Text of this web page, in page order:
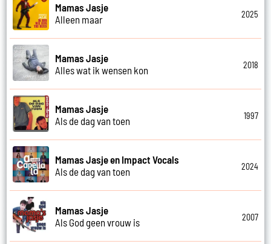
Mamas Jasje
Alleen maar
2025
Mamas Jasje
Alles wat ik wensen kon
2018
Mamas Jasje
Als de dag van toen
1997
Mamas Jasje en Impact Vocals
Als de dag van toen
2024
Mamas Jasje
Als God geen vrouw is
2007